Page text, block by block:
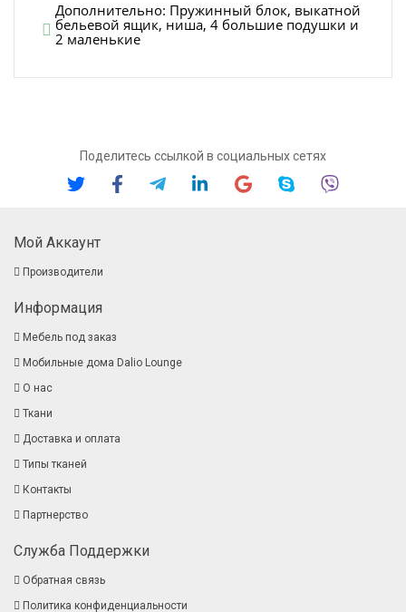
Дополнительно: Пружинный блок, выкатной
бельевой ящик, ниша, 4 большие подушки и
2 маленькие
Поделитесь ссылкой в социальных сетях
Мой Аккаунт
Производители
Информация
Мебель под заказ
Мобильные дома Dalio Lounge
О нас
Ткани
Доставка и оплата
Типы тканей
Контакты
Партнерство
Служба Поддержки
Обратная связь
Политика конфиденциальности